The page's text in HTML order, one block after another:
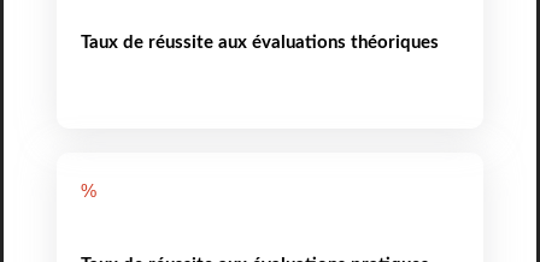
Taux de réussite aux évaluations théoriques
%